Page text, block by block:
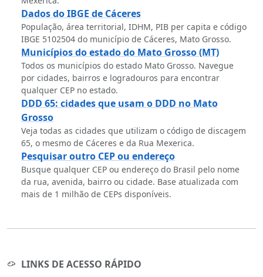
Dados do IBGE de Cáceres
População, área territorial, IDHM, PIB per capita e código
IBGE 5102504 do município de Cáceres, Mato Grosso.
Municípios do estado do Mato Grosso (MT)
Todos os municípios do estado Mato Grosso. Navegue
por cidades, bairros e logradouros para encontrar
qualquer CEP no estado.
DDD 65: cidades que usam o DDD no Mato
Grosso
Veja todas as cidades que utilizam o código de discagem
65, o mesmo de Cáceres e da Rua Mexerica.
Pesquisar outro CEP ou endereço
Busque qualquer CEP ou endereço do Brasil pelo nome
da rua, avenida, bairro ou cidade. Base atualizada com
mais de 1 milhão de CEPs disponíveis.
LINKS DE ACESSO RÁPIDO